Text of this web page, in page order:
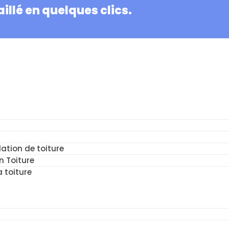
en quelques clics.
de toiture
Toiture
toiture